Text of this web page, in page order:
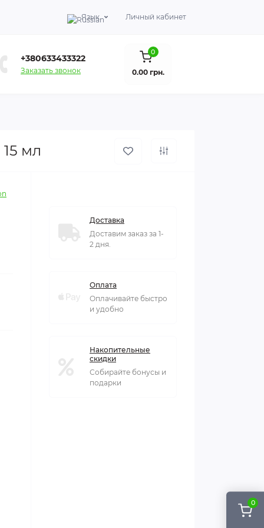
0
Язык Личный кабинет
+380633433322
Заказать звонок
0
0.00 грн.
мл
Доставка
Доставим заказ за 1-
2 дня.
Оплата
Оплачивайте быстро
и удобно
Накопительные
скидки
Собирайте бонусы и
подарки